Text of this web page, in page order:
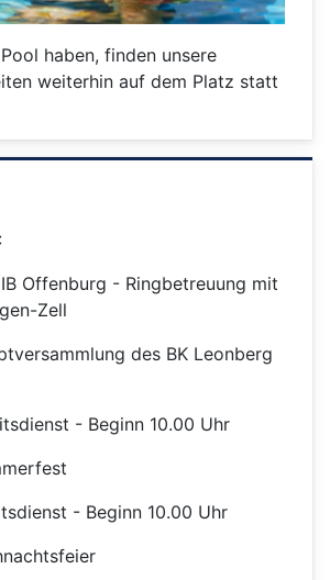
haben, finden unsere
weiterhin auf dem Platz statt
Offenburg - Ringbetreuung mit
Zell
des BK Leonberg
- Beginn 10.00 Uhr
- Beginn 10.00 Uhr